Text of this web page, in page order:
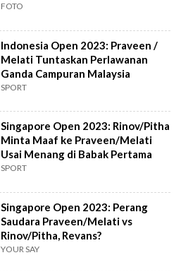
FOTO
Indonesia Open 2023: Praveen /
Melati Tuntaskan Perlawanan
Ganda Campuran Malaysia
SPORT
Singapore Open 2023: Rinov/Pitha
Minta Maaf ke Praveen/Melati
Usai Menang di Babak Pertama
SPORT
Singapore Open 2023: Perang
Saudara Praveen/Melati vs
Rinov/Pitha, Revans?
YOUR SAY